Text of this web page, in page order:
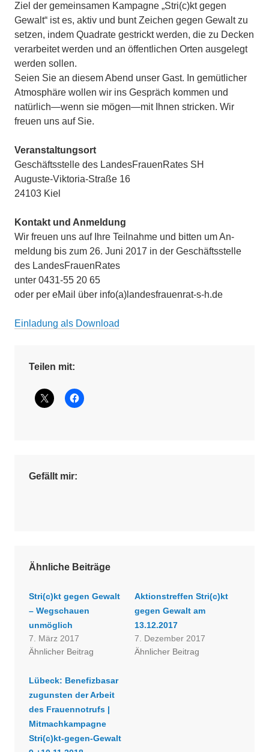
Ziel der gemeinsamen Kampagne „Stri(c)kt gegen
Gewalt“ ist es, aktiv und bunt Zeichen gegen Gewalt zu
setzen, indem Quadrate gestrickt werden, die zu Decken
verarbeitet werden und an öffentlichen Orten ausgelegt
werden sollen.
Seien Sie an diesem Abend unser Gast. In gemütlicher
Atmosphäre wollen wir ins Gespräch kommen und
natürlich—wenn sie mögen—mit Ihnen stricken. Wir
freuen uns auf Sie.
Veranstaltungsort
Geschäftsstelle des LandesFrauenRates SH
Auguste-Viktoria-Straße 16
24103 Kiel
Kontakt und Anmeldung
Wir freuen uns auf Ihre Teilnahme und bitten um An-
meldung bis zum 26. Juni 2017 in der Geschäftsstelle
des LandesFrauenRates
unter 0431-55 20 65
oder per eMail über info(a)landesfrauenrat-s-h.de
Einladung als Download
Teilen mit:
Gefällt mir:
Ähnliche Beiträge
Stri(c)kt gegen Gewalt
– Wegschauen
unmöglich
7. März 2017
Ähnlicher Beitrag
Aktionstreffen Stri(c)kt
gegen Gewalt am
13.12.2017
7. Dezember 2017
Ähnlicher Beitrag
Lübeck: Benefizbasar
zugunsten der Arbeit
des Frauennotrufs |
Mitmachkampagne
Stri(c)kt-gegen-Gewalt